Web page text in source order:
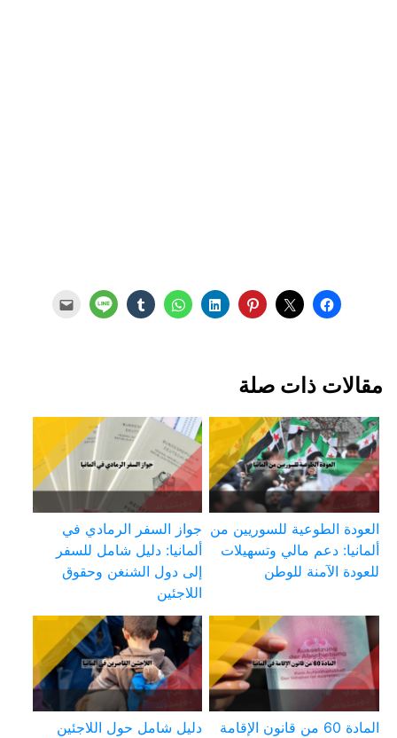
مقالات ذات صلة
العودة الطوعية للسوريين من
ألمانيا: دعم مالي وتسهيلات
للعودة الآمنة للوطن
جواز السفر الرمادي في
ألمانيا: دليل شامل للسفر
إلى دول الشنغن وحقوق
اللاجئين
المادة 60 من قانون الإقامة
دليل شامل حول اللاجئين